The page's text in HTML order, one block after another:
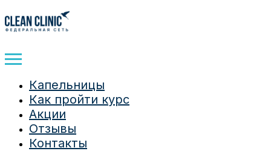
Капельницы
Как пройти курс
Акции
Отзывы
Контакты